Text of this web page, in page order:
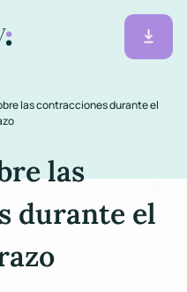
las contracciones durante el
las
durante el